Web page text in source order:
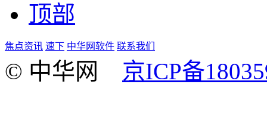
顶部
焦点资讯 速下 中华网软件 联系我们
© 中华网 京ICP备